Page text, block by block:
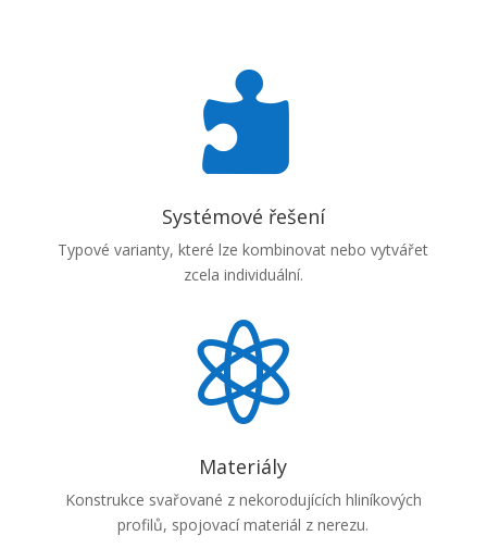

Systémové řešení
Typové varianty, které lze kombinovat nebo vytvářet
zcela individuální.

Materiály
Konstrukce svařované z nekorodujících hliníkových
profilů, spojovací materiál z nerezu.